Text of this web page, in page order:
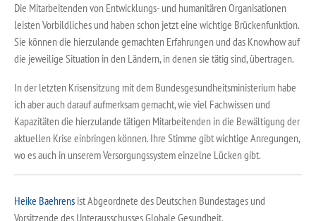
Die Mitarbeitenden von Entwicklungs- und humanitären Organisationen
leisten Vorbildliches und haben schon jetzt eine wichtige Brückenfunktion.
Sie können die hierzulande gemachten Erfahrungen und das Knowhow auf
die jeweilige Situation in den Ländern, in denen sie tätig sind, übertragen.
In der letzten Krisensitzung mit dem Bundesgesundheitsministerium habe
ich aber auch darauf aufmerksam gemacht, wie viel Fachwissen und
Kapazitäten die hierzulande tätigen Mitarbeitenden in die Bewältigung der
aktuellen Krise einbringen können. Ihre Stimme gibt wichtige Anregungen,
wo es auch in unserem Versorgungssystem einzelne Lücken gibt.
Heike Baehrens ist Abgeordnete des Deutschen Bundestages und
Vorsitzende des Unterausschusses Globale Gesundheit.